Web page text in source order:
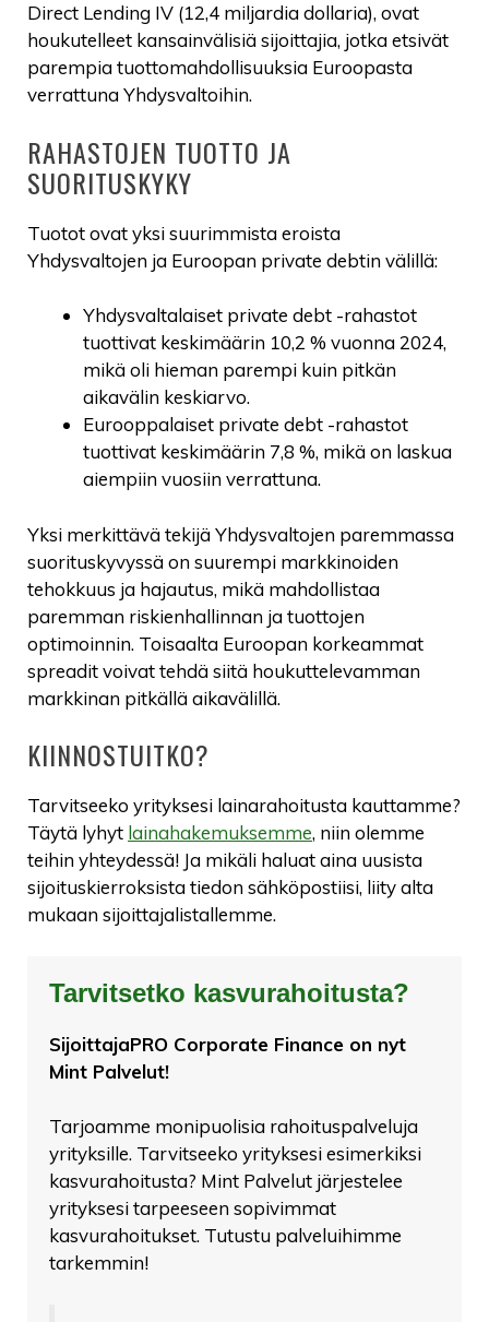
Direct Lending IV (12,4 miljardia dollaria), ovat
houkutelleet kansainvälisiä sijoittajia, jotka etsivät
parempia tuottomahdollisuuksia Euroopasta
verrattuna Yhdysvaltoihin.
RAHASTOJEN TUOTTO JA
SUORITUSKYKY
Tuotot ovat yksi suurimmista eroista
Yhdysvaltojen ja Euroopan private debtin välillä:
Yhdysvaltalaiset private debt -rahastot
tuottivat keskimäärin 10,2 % vuonna 2024,
mikä oli hieman parempi kuin pitkän
aikavälin keskiarvo.
Eurooppalaiset private debt -rahastot
tuottivat keskimäärin 7,8 %, mikä on laskua
aiempiin vuosiin verrattuna.
Yksi merkittävä tekijä Yhdysvaltojen paremmassa
suorituskyvyssä on suurempi markkinoiden
tehokkuus ja hajautus, mikä mahdollistaa
paremman riskienhallinnan ja tuottojen
optimoinnin. Toisaalta Euroopan korkeammat
spreadit voivat tehdä siitä houkuttelevamman
markkinan pitkällä aikavälillä.
KIINNOSTUITKO?
Tarvitseeko yrityksesi lainarahoitusta kauttamme?
Täytä lyhyt lainahakemuksemme, niin olemme
teihin yhteydessä! Ja mikäli haluat aina uusista
sijoituskierroksista tiedon sähköpostiisi, liity alta
mukaan sijoittajalistallemme.
Tarvitsetko kasvurahoitusta?
SijoittajaPRO Corporate Finance on nyt
Mint Palvelut!
Tarjoamme monipuolisia rahoituspalveluja
yrityksille. Tarvitseeko yrityksesi esimerkiksi
kasvurahoitusta? Mint Palvelut järjestelee
yrityksesi tarpeeseen sopivimmat
kasvurahoitukset. Tutustu palveluihimme
tarkemmin!